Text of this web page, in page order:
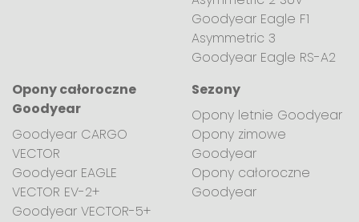
Goodyear Eagle F1
Asymmetric 3
Goodyear Eagle RS-A2
Opony całoroczne
Goodyear
Goodyear CARGO
VECTOR
Goodyear EAGLE
VECTOR EV-2+
Goodyear VECTOR-5+
Sezony
Opony letnie Goodyear
Opony zimowe
Goodyear
Opony całoroczne
Goodyear